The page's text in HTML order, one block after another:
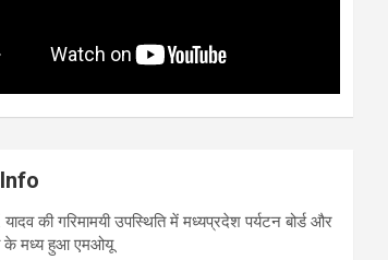
की गरिमामयी उपस्थिति में मध्यप्रदेश पर्यटन बोर्ड और
के मध्य हुआ एमओयू